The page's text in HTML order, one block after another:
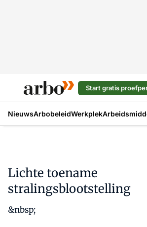
Start gratis
NieuwsArbobeleidWerkplek
Lichte toename
stralingsblootstelling
&nbsp;